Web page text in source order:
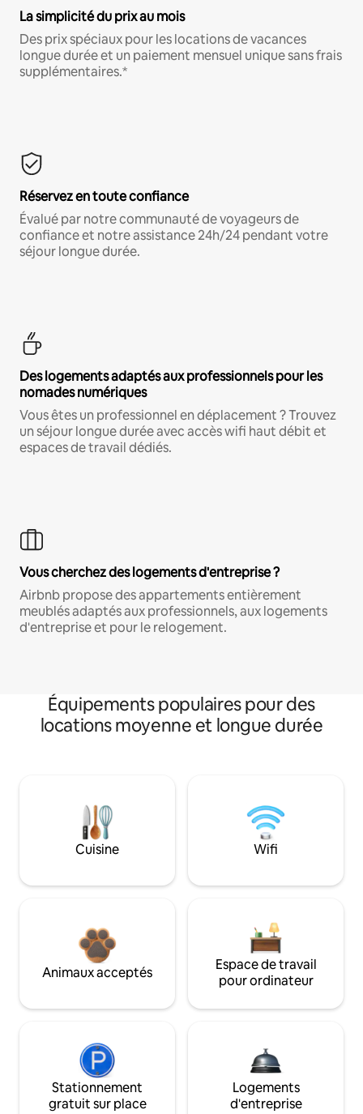
La simplicité du prix au mois
Des prix spéciaux pour les locations de vacances
longue durée et un paiement mensuel unique sans frais
supplémentaires.*
Réservez en toute confiance
Évalué par notre communauté de voyageurs de
confiance et notre assistance 24h/24 pendant votre
séjour longue durée.
Des logements adaptés aux professionnels pour les
nomades numériques
Vous êtes un professionnel en déplacement ? Trouvez
un séjour longue durée avec accès wifi haut débit et
espaces de travail dédiés.
Vous cherchez des logements d'entreprise ?
Airbnb propose des appartements entièrement
meublés adaptés aux professionnels, aux logements
d'entreprise et pour le relogement.
Équipements populaires pour des
locations moyenne et longue durée
Cuisine Wifi
Animaux acceptés
Espace de travail
pour ordinateur
Stationnement
gratuit sur place
Logements
d'entreprise